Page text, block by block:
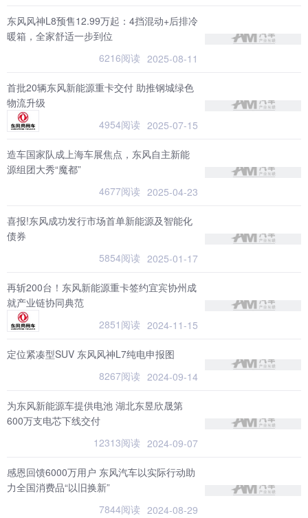
东风风神L8预售12.99万起：4挡混动+后排冷
暖箱，全家舒适一步到位
6216阅读 2025-08-11
首批20辆东风新能源重卡交付 助推钢城绿色
物流升级
4954阅读 2025-07-15
造车国家队成上海车展焦点，东风自主新能
源组团大秀“魔都”
4677阅读 2025-04-23
喜报!东风成功发行市场首单新能源及智能化
债券
5854阅读 2025-01-17
再斩200台！东风新能源重卡签约宜宾协州成
就产业链协同典范
2851阅读 2024-11-15
定位紧凑型SUV 东风风神L7纯电申报图
8267阅读 2024-09-14
为东风新能源车提供电池 湖北东昱欣晟第
600万支电芯下线交付
12313阅读 2024-09-07
感恩回馈6000万用户 东风汽车以实际行动助
力全国消费品“以旧换新”
7844阅读 2024-08-29